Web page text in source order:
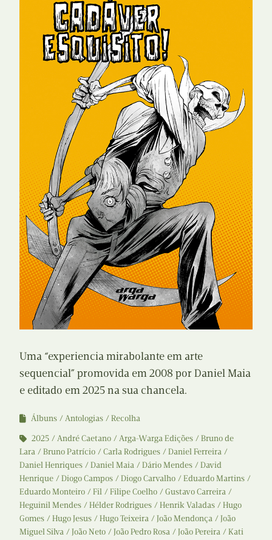
Uma “experiencia mirabolante em arte
sequencial” promovida em 2008 por Daniel Maia
e editado em 2025 na sua chancela.
Álbuns Antologias
Recolha
2025
André Caetano Arga-Warga Edições
Bruno de
Lara
Bruno Patrício Carla Rodrigues
Daniel Ferreira
Daniel Henriques
Daniel Maia Dário Mendes
David
Henrique
Diogo Campos Diogo Carvalho
Eduardo Martins
Eduardo Monteiro
Fil Filipe Coelho
Gustavo Carreira
Heguinil Mendes
Hélder Rodrigues Henrik Valadas
Hugo
Gomes
Hugo Jesus Hugo Teixeira João Mendonça
João
Miguel Silva
João Neto João Pedro Rosa João Pereira
Kati